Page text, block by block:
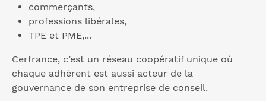
commerçants,
professions libérales,
TPE et PME,...
Cerfrance, c’est un réseau coopératif unique où
chaque adhérent est aussi acteur de la
gouvernance de son entreprise de conseil.